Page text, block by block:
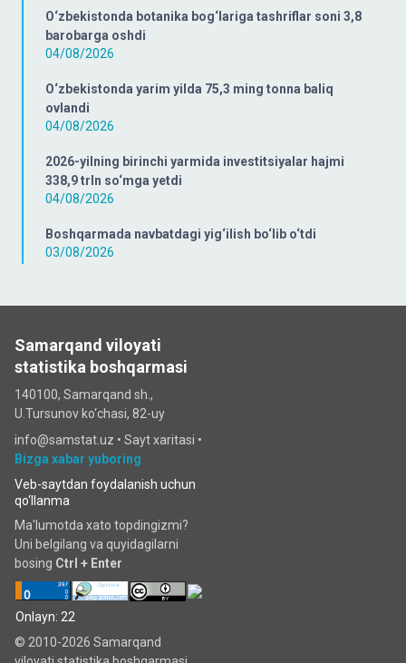
O‘zbekistonda botanika bog‘lariga tashriflar soni 3,8
barobarga oshdi
04/08/2026
O‘zbekistonda yarim yilda 75,3 ming tonna baliq
ovlandi
04/08/2026
2026-yilning birinchi yarmida investitsiyalar hajmi
338,9 trln so‘mga yetdi
04/08/2026
Boshqarmada navbatdagi yig‘ilish bo‘lib o‘tdi
03/08/2026
Samarqand viloyati
statistika boshqarmasi
140100, Samarqand sh.,
U.Tursunov ko‘chаsi, 82-uy
info@samstat.uz • Sayt xaritasi •
Bizga xabar yuboring
Veb-saytdan foydalanish uchun
qo‘llanma
Ma'lumotda xato topdingizmi?
Uni belgilang va quyidagilarni
bosing Ctrl + Enter
Onlayn: 22
© 2010-2026 Samarqand